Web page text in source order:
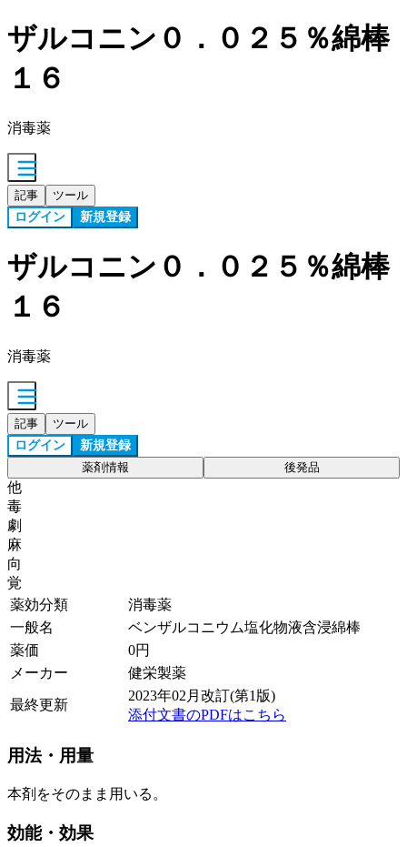
ザルコニン０．０２５％綿棒
１６
消毒薬
記事 ツール
ログイン 新規登録
ザルコニン０．０２５％綿棒
１６
消毒薬
記事 ツール
ログイン 新規登録
薬剤情報 後発品
他
毒
劇
麻
向
覚
薬効分類
消毒薬
一般名
ベンザルコニウム塩化物液含浸綿棒
薬価
0円
メーカー
健栄製薬
最終更新
2023年02月改訂(第1版)
添付文書のPDFはこちら
用法・用量
本剤をそのまま用いる。
効能・効果